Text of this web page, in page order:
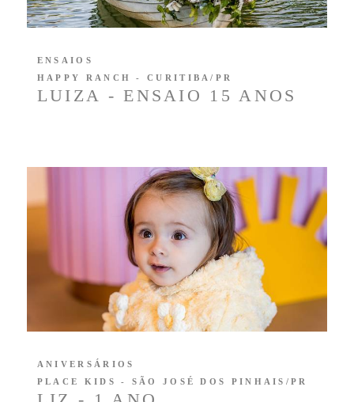
LUIZA - ENSAIO 15 ANOS
ENSAIOS
HAPPY RANCH - CURITIBA/PR
ANIVERSÁRIOS
PLACE KIDS - SÃO JOSÉ DOS PINHAIS/PR